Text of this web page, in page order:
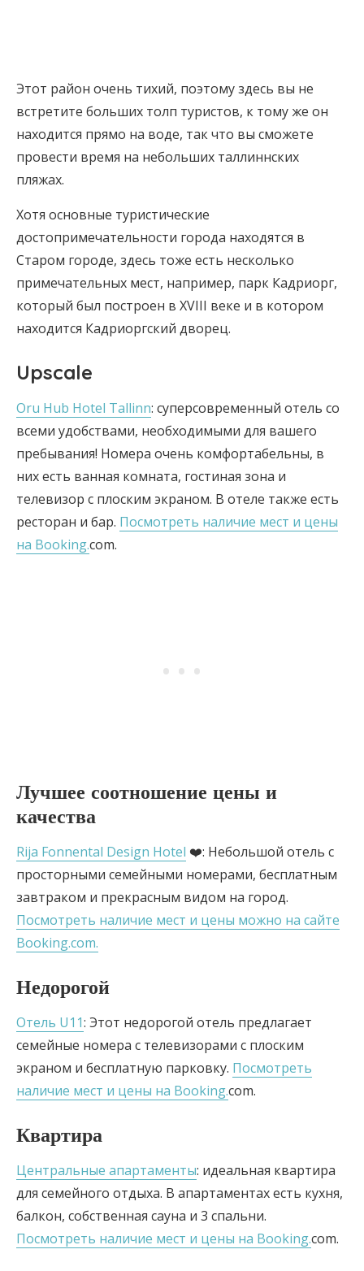
Этот район очень тихий, поэтому здесь вы не
встретите больших толп туристов, к тому же он
находится прямо на воде, так что вы сможете
провести время на небольших таллиннских
пляжах.
Хотя основные туристические
достопримечательности города находятся в
Старом городе, здесь тоже есть несколько
примечательных мест, например, парк Кадриорг,
который был построен в XVIII веке и в котором
находится Кадриоргский дворец.
Upscale
Oru Hub Hotel Tallinn: суперсовременный отель со
всеми удобствами, необходимыми для вашего
пребывания! Номера очень комфортабельны, в
них есть ванная комната, гостиная зона и
телевизор с плоским экраном. В отеле также есть
ресторан и бар. Посмотреть наличие мест и цены
на Booking.com.
Лучшее соотношение цены и
качества
Rija Fonnental Design Hotel ❤️: Небольшой отель с
просторными семейными номерами, бесплатным
завтраком и прекрасным видом на город.
Посмотреть наличие мест и цены можно на сайте
Booking.com.
Недорогой
Отель U11: Этот недорогой отель предлагает
семейные номера с телевизорами с плоским
экраном и бесплатную парковку. Посмотреть
наличие мест и цены на Booking.com.
Квартира
Центральные апартаменты: идеальная квартира
для семейного отдыха. В апартаментах есть кухня,
балкон, собственная сауна и 3 спальни.
Посмотреть наличие мест и цены на Booking.com.